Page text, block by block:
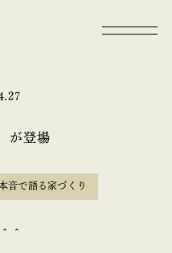
が登場
音で語る家づくり
＾